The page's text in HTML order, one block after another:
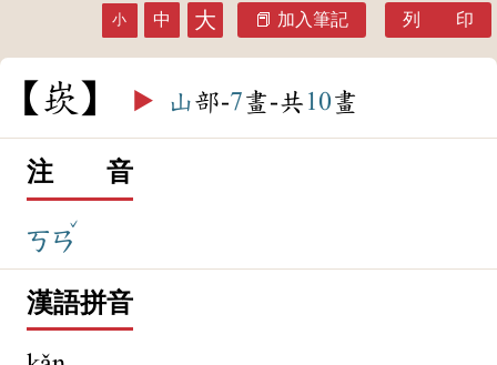
小 中 大 加入筆記 列 印
崁 ▶️ 山部-7畫-共 10畫
注 音
ㄎㄢ
ˇ
漢語拼音